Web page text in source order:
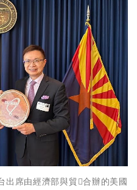
席由經濟部與貿𠦢合辦的美國